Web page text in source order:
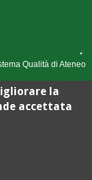
Qualità di Ateneo
la
accettata